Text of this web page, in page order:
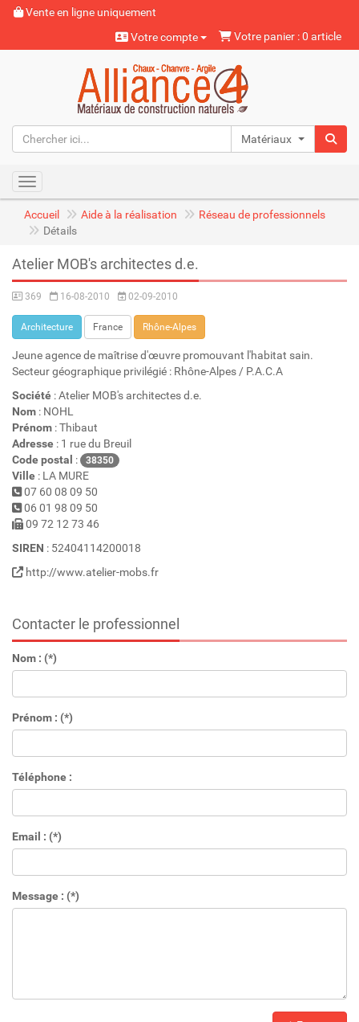
Vente en ligne uniquement
Votre compte
Votre panier : 0 article
Matériaux naturels
Toggle navigation
Accueil Aide à la réalisation
Réseau de professionnels
Détails
Atelier MOB's architectes d.e.
369 16-08-2010 02-09-2010
Architecture France Rhône-Alpes
Jeune agence de maîtrise d'œuvre promouvant l'habitat sain.
Secteur géographique privilégié : Rhône-Alpes / P.A.C.A
Société : Atelier MOB's architectes d.e.
Nom : NOHL
Prénom : Thibaut
Adresse : 1 rue du Breuil
Code postal : 38350
Ville : LA MURE
07 60 08 09 50
06 01 98 09 50
09 72 12 73 46
SIREN : 52404114200018
http://www.atelier-mobs.fr
Contacter le professionnel
Nom : (*)
Prénom : (*)
Téléphone :
Email : (*)
Message : (*)